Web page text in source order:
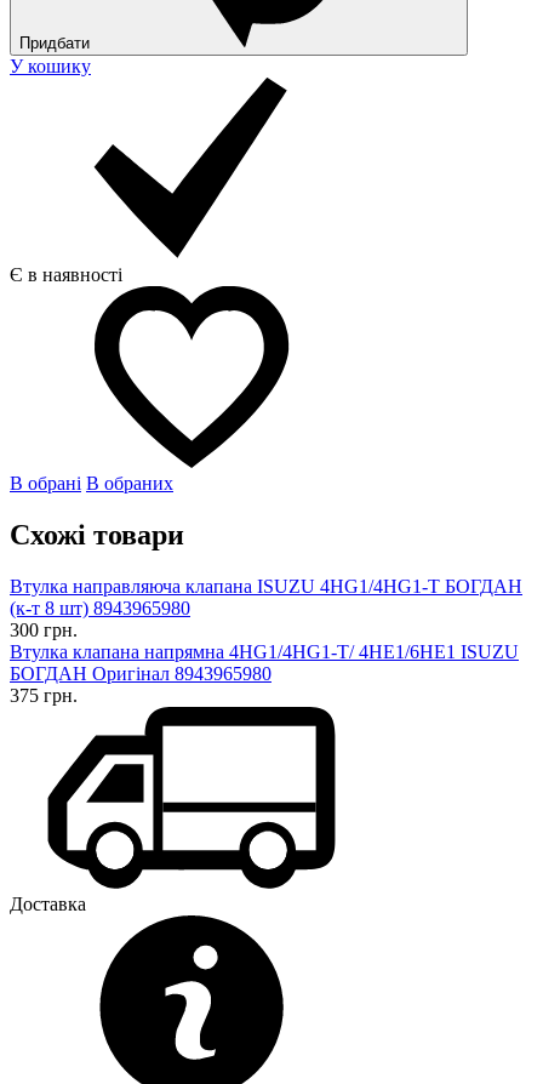
Придбати
У кошику
Є в наявності
В обрані В обраних
Схожі товари
Втулка направляюча клапана ISUZU 4HG1/4HG1-T БОГДАН
(к-т 8 шт) 8943965980
300 грн.
Втулка клапана напрямна 4HG1/4HG1-T/ 4HЕ1/6НЕ1 ISUZU
БОГДАН Оригінал 8943965980
375 грн.
Доставка